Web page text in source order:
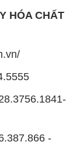
HÓA CHẤT
-